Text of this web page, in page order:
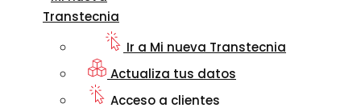
Transtecnia
Ir a Mi nueva Transtecnia
Actualiza tus datos
Acceso a clientes